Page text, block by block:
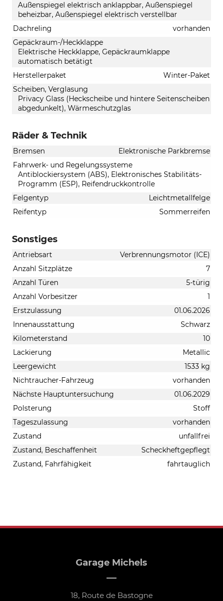
Außenspiegel elektrisch anklappbar, Außenspiegel
beheizbar, Außenspiegel elektrisch verstellbar
Dachreling
vorhanden
Gepäckraum-/Heckklappe
Elektrische Heckklappe, Gepäckraumklappe
automatisch betätigt
Herstellerpaket
Winter-Paket
Scheiben, Verglasung
Privacy Glass (Heckscheibe und hintere Seitenscheiben
abgedunkelt), Wärmeschutzglas
Räder & Technik
Bremsen
Elektronische Parkbremse
Fahrwerk- und Regelungssysteme
Antiblockiersystem (ABS), Elektronisches Stabilitäts-
Programm (ESP), Reifendruckkontrolle
Felgentyp
Leichtmetallfelge
Reifentyp
Sommerreifen
Sonstiges
Antriebsart
Verbrennungsmotor (ICE)
Anzahl Sitzplätze
7
Anzahl Türen
5-türig
Anzahl Vorbesitzer
1
Erstzulassung
01.06.2026
Innenausstattung
Schwarz
Kilometerstand
10
Lackierung
Metallic
Leergewicht
1533 kg
Nichtraucher-Fahrzeug
vorhanden
Nächste Hauptuntersuchung
01.06.2029
Polsterung
Stoff
Tageszulassung
vorhanden
Zustand
unfallfrei
Zustand, Beschaffenheit
Scheckheftgepflegt
Zustand, Fahrfähigkeit
fahrtauglich
Garage Michels
18, Route de Bastogne